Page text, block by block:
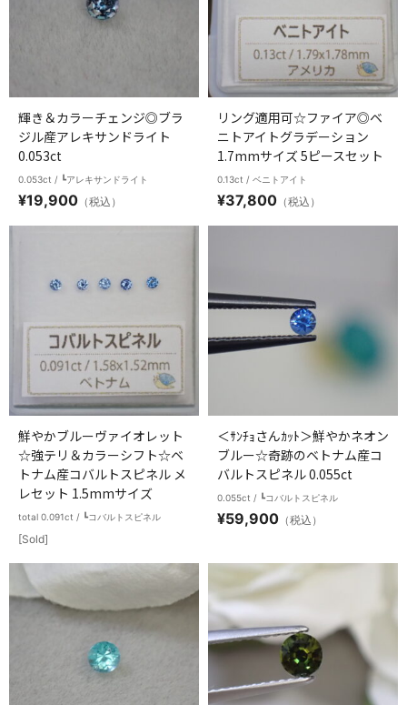
輝き＆カラーチェンジ◎ブラ
ジル産アレキサンドライト
0.053ct
0.053ct / ┗アレキサンドライト
¥19,900 （税込）
リング適用可☆ファイア◎ベ
ニトアイトグラデーション
1.7mmサイズ 5ピースセット
0.13ct / ベニトアイト
¥37,800 （税込）
鮮やかブルーヴァイオレット
☆強テリ＆カラーシフト☆ベ
トナム産コバルトスピネル メ
レセット 1.5mmサイズ
total 0.091ct / ┗コバルトスピネル
[Sold]
＜ｻﾝﾁｮさんｶｯﾄ＞鮮やかネオン
ブルー☆奇跡のベトナム産コ
バルトスピネル 0.055ct
0.055ct / ┗コバルトスピネル
¥59,900 （税込）